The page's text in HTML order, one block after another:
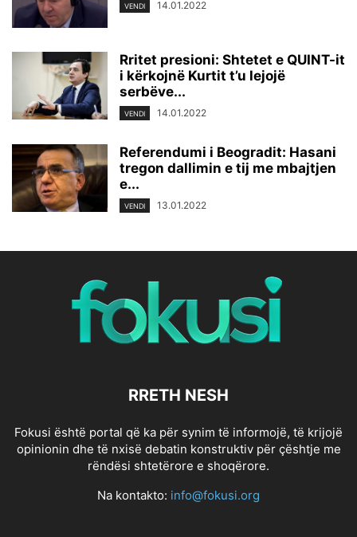
VENDI 14.01.2022
Rritet presioni: Shtetet e QUINT-it
i kërkojnë Kurtit t’u lejojë
serbëve...
VENDI 14.01.2022
Referendumi i Beogradit: Hasani
tregon dallimin e tij me mbajtjen
e...
VENDI 13.01.2022
RRETH NESH
Fokusi është portal që ka për synim të informojë, të krijojë
opinionin dhe të nxisë debatin konstruktiv për çështje me
rëndësi shtetërore e shoqërore.
Na kontakto: info@fokusi.org